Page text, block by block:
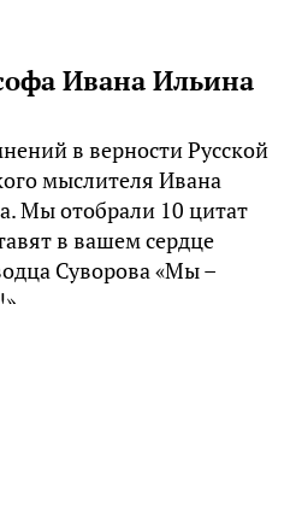
Ивана Ильина
в верности Русской
мыслителя Ивана
Мы отобрали 10 цитат
в вашем сердце
Суворова «Мы –